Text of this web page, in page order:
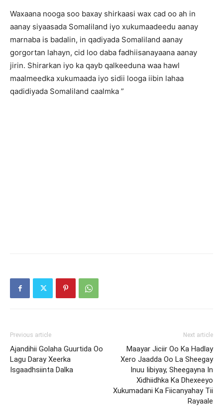
Waxaana nooga soo baxay shirkaasi wax cad oo ah in
aanay siyaasada Somaliland iyo xukumaadeedu aanay
marnaba is badalin, in qadiyada Somaliland aanay
gorgortan lahayn, cid loo daba fadhiisanayaana aanay
jirin. Shirarkan iyo ka qayb qalkeeduna waa hawl
maalmeedka xukumaada iyo sidii looga iibin lahaa
qadidiyada Somaliland caalmka ”
Previous article
Ajandihii Golaha Guurtida Oo
Lagu Daray Xeerka
Isgaadhsiinta Dalka
Next article
Maayar Jiciir Oo Ka Hadlay
Xero Jaadda Oo La Sheegay
Inuu Iibiyay, Sheegayna In
Xidhiidhka Ka Dhexeeyo
Xukumadani Ka Fiicanyahay Tii
Rayaale